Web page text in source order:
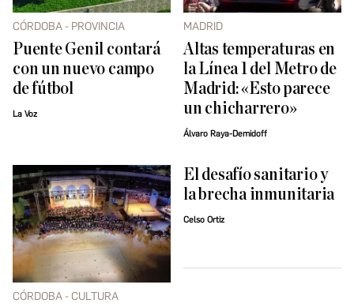
CÓRDOBA - PROVINCIA
Puente Genil contará
con un nuevo campo
de fútbol
La Voz
MADRID
Altas temperaturas en
la Línea 1 del Metro de
Madrid: «Esto parece
un chicharrero»
Álvaro Raya-Demidoff
CÓRDOBA - CULTURA
El desafío sanitario y
la brecha inmunitaria
Celso Ortiz